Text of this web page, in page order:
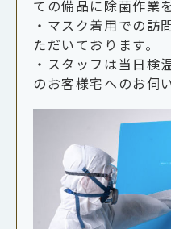
ての備品に除菌作業
・マスク着用での訪
ただいております。
・スタッフは当日検
のお客様宅へのお伺